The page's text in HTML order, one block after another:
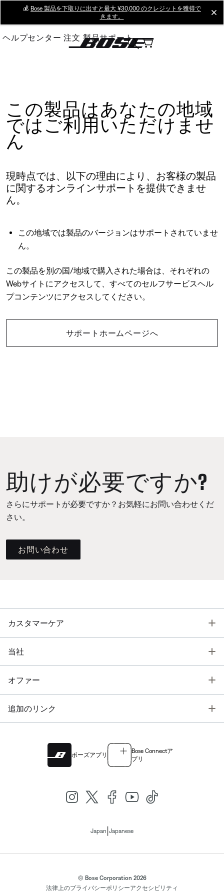
Main
💰 Bose 製品を下取りに出すと最大 ¥30,000 のクレジットを獲得で
きます。
ヘルプセンター 注文 製品サポート
この製品はあなたの地域
ではご利用いただけませ
ん
現時点では、以下の理由により、お客様の製品
に関するオンラインサポートを提供できませ
ん。
この地域では製品のバージョンはサポートされていませ
ん。
この製品を別の国/地域で購入された場合は、それぞれの
Webサイトにアクセスして、すべてのセルフサービスヘル
プコンテンツにアクセスしてください。
サポートホームページへ
助けが必要ですか?
さらにサポートが必要ですか？お気軽にお問い合わせくだ
さい。
お問い合わせ
カスタマーケア
当社
オファー
追加のリンク
ボーズアプリ
Bose Connectア
プリ
Japan Japanese
© Bose Corporation 2026
法律上のプライバシーポリシーアクセシビリティ